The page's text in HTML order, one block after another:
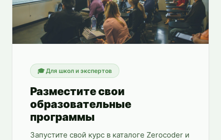
🎓Для школ и экспертов
Разместите свои
образовательные
программы
Запустите свой курс в каталоге Zerocoder и